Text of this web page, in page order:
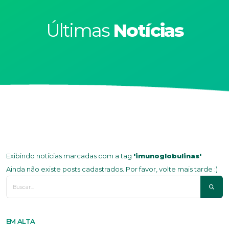
Últimas Notícias
Exibindo notícias marcadas com a tag 'imunoglobulinas'
Ainda não existe posts cadastrados. Por favor, volte mais tarde :)
EM ALTA